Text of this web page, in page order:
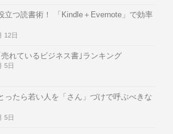
立つ読書術！ 「Kindle＋Evernote」で効率
12日
れているビジネス書｣ランキング
5日
ったら若い人を「さん」づけで呼ぶべきな
5日